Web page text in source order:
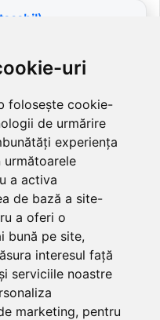
uri
folosește cookie-
de urmărire
experiența
următoarele
a activa
de bază a site-
a oferi o
bună pe site,
interesul față
serviciile noastre
marketing, pentru
superb. Nu puteam
pe marime
Foarte…
frumos ca acesta !